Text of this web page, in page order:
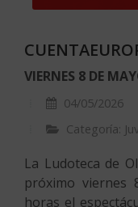
VIERNES 8 DE
04/05/2026
Categoría:
La Ludoteca de
próximo viernes
horas el